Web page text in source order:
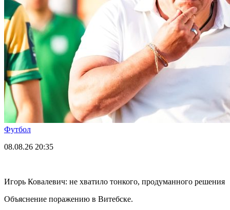
Футбол
08.08.26 20:35
Игорь Ковалевич: не хватило тонкого, продуманного решения
Объяснение поражению в Витебске.